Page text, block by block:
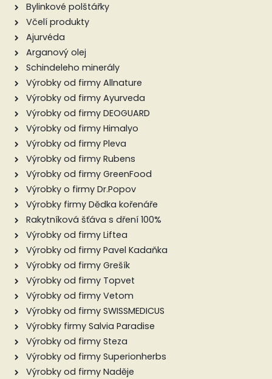
Bylinkové polštářky
Včelí produkty
Ajurvéda
Arganový olej
Schindeleho minerály
Výrobky od firmy Allnature
Výrobky od firmy Ayurveda
Výrobky od firmy DEOGUARD
Výrobky od firmy Himalyo
Výrobky od firmy Pleva
Výrobky od firmy Rubens
Výrobky od firmy GreenFood
Výrobky o firmy Dr.Popov
Výrobky firmy Dědka kořenáře
Rakytníková šťáva s dření 100%
Výrobky od firmy Liftea
Výrobky od firmy Pavel Kadaňka
Výrobky od firmy Grešík
Výrobky od firmy Topvet
Výrobky od firmy Vetom
Výrobky od firmy SWISSMEDICUS
Výrobky firmy Salvia Paradise
Výrobky od firmy Steza
Výrobky od firmy Superionherbs
Výrobky od firmy Naděje